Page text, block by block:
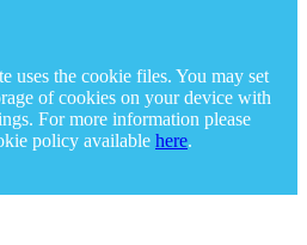
uses the cookie files. You may set
of cookies on your device with
For more information please
policy available here.